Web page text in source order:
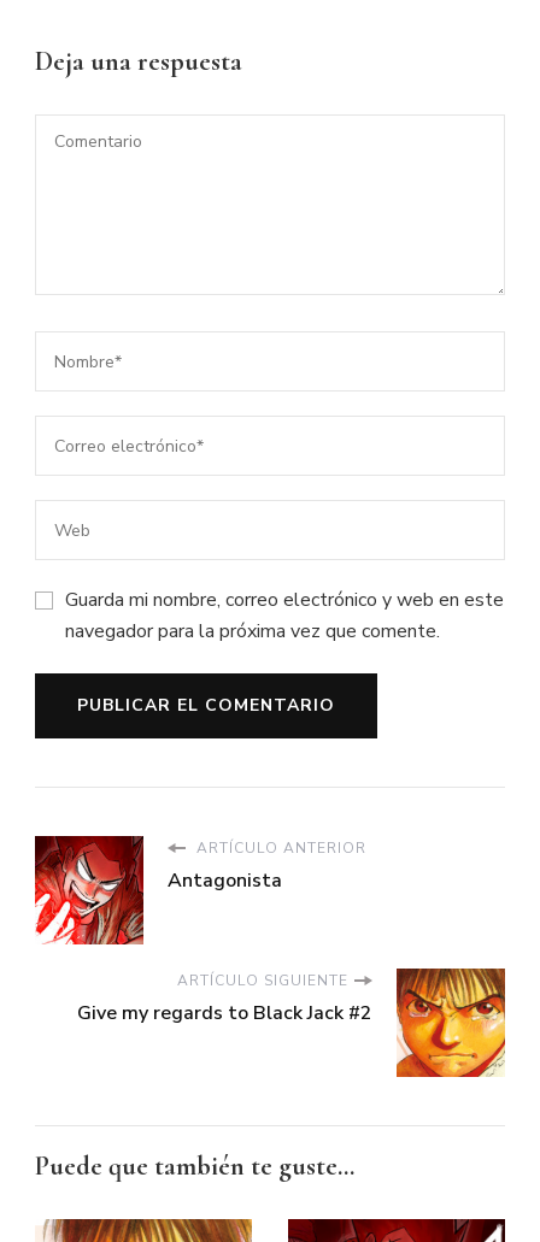
Deja una respuesta
Guarda mi nombre, correo electrónico y web en este
navegador para la próxima vez que comente.
ARTÍCULO ANTERIOR
Antagonista
ARTÍCULO SIGUIENTE
Give my regards to Black Jack #2
Puede que también te guste...